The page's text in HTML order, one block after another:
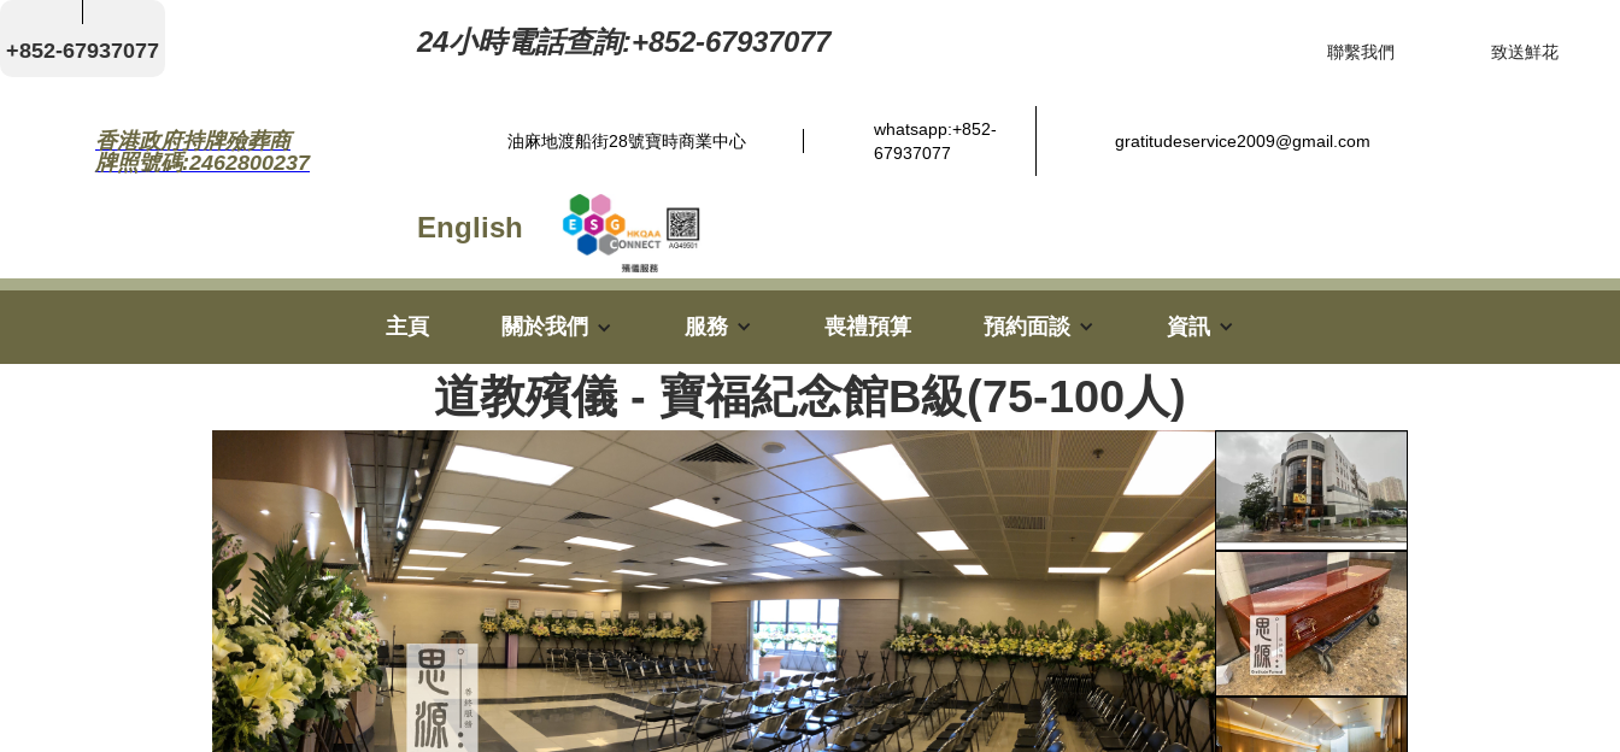
+852-67937077
香港政府持牌殮葬商
牌照號碼:2462800237
24小時電話查詢:+852-67937077 聯繫我們 致送鮮花
油麻地渡船街28號寶時商業中心
whatsapp:+852-
67937077
gratitudeservice2009@gmail.com
English
主頁 關於我們 服務 喪禮預算 預約面談 資訊
道教殯儀 - 寶福紀念館B級(75-100人)